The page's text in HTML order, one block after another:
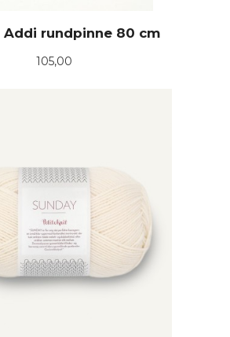
Addi rundpinne 80 cm
Pris
105,00